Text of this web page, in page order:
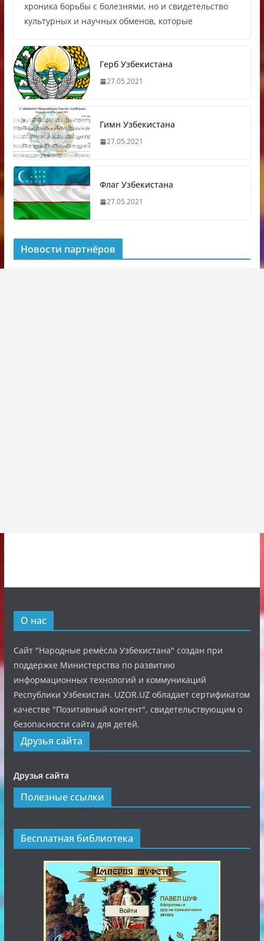
хроника борьбы с болезнями, но и свидетельство
культурных и научных обменов, которые
Герб Узбекистана
27.05.2021
Гимн Узбекистана
27.05.2021
Флаг Узбекистана
27.05.2021
Новости партнёров
О нас
Сайт "Народные ремёсла Узбекистана" создан при
поддержке Министерства по развитию
информационных технологий и коммуникаций
Республики Узбекистан. UZOR.UZ обладает сертификатом
качестве "Позитивный контент", свидетельствующим о
безопасности сайта для детей.
Друзья сайта
Друзья сайта
Полезные ссылки
Бесплатная библиотека